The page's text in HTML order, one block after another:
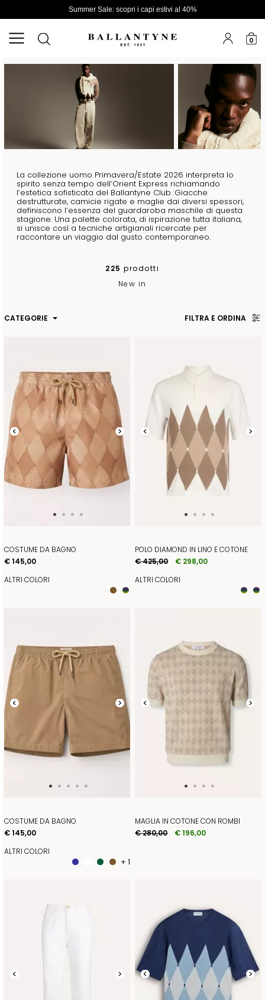
Summer Sale: scopri i capi estivi al 40%
0
La collezione uomo Primavera/Estate 2026 interpreta lo
spirito senza tempo dell’Orient Express richiamando
l’estetica sofisticata del Ballantyne Club. Giacche
destrutturate, camicie rigate e maglie dai diversi spessori,
definiscono l’essenza del guardaroba maschile di questa
stagione. Una palette colorata, di ispirazione tutta italiana,
si unisce così a tecniche artigianali ricercate per
raccontare un viaggio dal gusto contemporaneo.
225 prodotti
New in
CATEGORIE FILTRA E ORDINA
COSTUME DA BAGNO
€ 145,00
ALTRI COLORI
POLO DIAMOND IN LINO E COTONE
€ 425,00
€ 298,00
ALTRI COLORI
COSTUME DA BAGNO
€ 145,00
ALTRI COLORI
+ 1
MAGLIA IN COTONE CON ROMBI
€ 280,00
€ 196,00